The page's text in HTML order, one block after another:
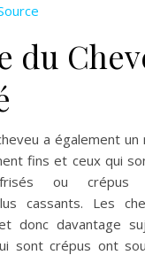
du
a également
fins et ceux qui
ou crépus
cassants. Les
donc davantage
sont crépus ont